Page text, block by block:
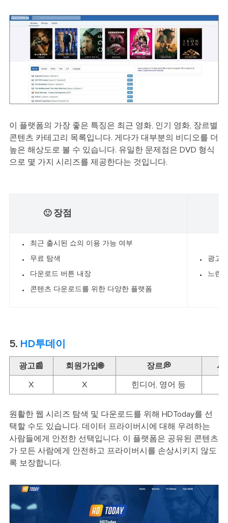
이 플랫폼의 가장 좋은 특징은 최근 영화, 인기 영화, 장르별
콘텐츠 카테고리 목록입니다. 게다가 대부분의 비디오를 더
높은 해상도로 볼 수 있습니다. 유일한 문제점은 DVD 형식
으로 몇 가지 시리즈를 제공한다는 것입니다.
🙂 장점
최근 출시된 쇼의 이용 가능 여부
무료 탐색
다운로드 버튼 내장
콘텐츠 다운로드를 위한 다양한 플랫폼
광고
느린
5. HD투데이
광고📰 회원가입🌐 장르💭 시
X X 힌디어, 영어 등
원활한 웹 시리즈 탐색 및 다운로드를 위해 HDToday를 선
택할 수도 있습니다. 데이터 프라이버시에 대해 우려하는
사람들에게 안전한 선택입니다. 이 플랫폼은 공유된 콘텐츠
가 모든 사람에게 안전하고 프라이버시를 손상시키지 않도
록 보장합니다.